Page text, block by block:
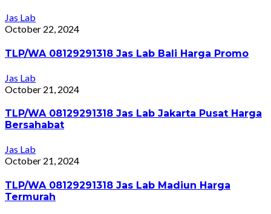
Jas Lab
October 22, 2024
TLP/WA 08129291318 Jas Lab Bali Harga Promo
Jas Lab
October 21, 2024
TLP/WA 08129291318 Jas Lab Jakarta Pusat Harga
Bersahabat
Jas Lab
October 21, 2024
TLP/WA 08129291318 Jas Lab Madiun Harga
Termurah